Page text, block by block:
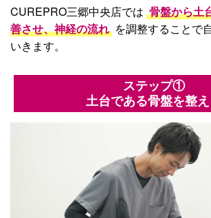
CUREPRO三郷中央店では 骨盤から土
善させ、神経の流れ を調整することで
いきます。
ステップ①
土台である骨盤を整